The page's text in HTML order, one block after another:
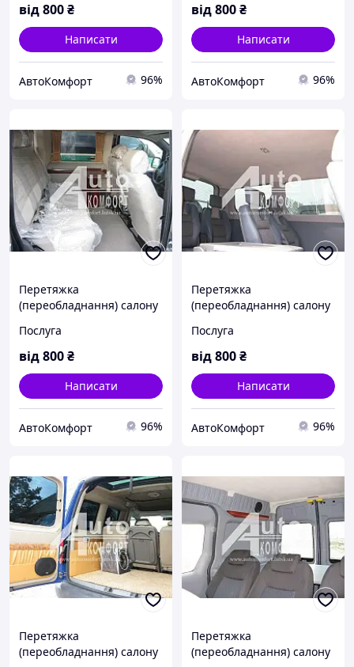
від800₴
Написати
AвтоКомфорт 96%
від800₴
Написати
AвтоКомфорт 96%
Перетяжка
(переобладнання) салону
Експерт)
Послуга
від800₴
Написати
AвтоКомфорт 96%
Перетяжка
(переобладнання) салону
Джампі)
Послуга
від800₴
Написати
AвтоКомфорт 96%
Перетяжка
(переобладнання) салону
Перетяжка
(переобладнання) салону